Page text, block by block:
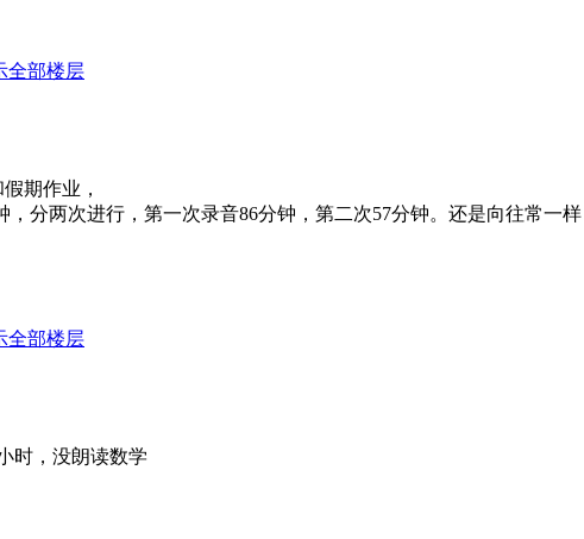
全部楼层
期作业，
，分两次进行，第一次录音86分钟，第二次57分钟。还是向往常一
全部楼层
时，没朗读数学